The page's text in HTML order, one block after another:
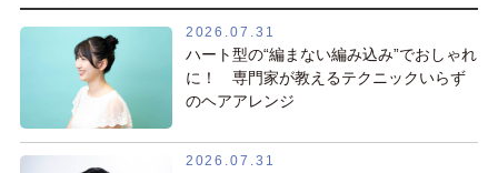
2026.07.31
ハート型の“編まない編み込み”でおしゃれ
に！ 専門家が教えるテクニックいらず
のヘアアレンジ
2026.07.31